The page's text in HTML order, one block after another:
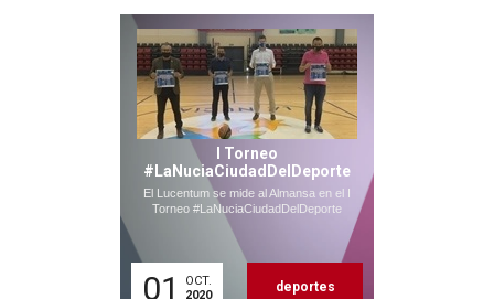
I Torneo
#LaNuciaCiudadDelDeporte
El Lucentum se mide al Almansa en el I
Torneo #LaNuciaCiudadDelDeporte
01
OCT.
2020
deportes